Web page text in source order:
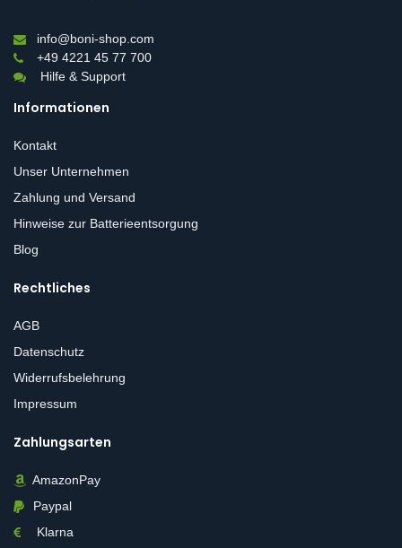
info@boni-shop.com
+49 4221 45 77 700
Hilfe & Support
Informationen
Kontakt
Unser Unternehmen
Zahlung und Versand
Hinweise zur Batterieentsorgung
Blog
Rechtliches
AGB
Datenschutz
Widerrufsbelehrung
Impressum
Zahlungsarten
AmazonPay
Paypal
Klarna